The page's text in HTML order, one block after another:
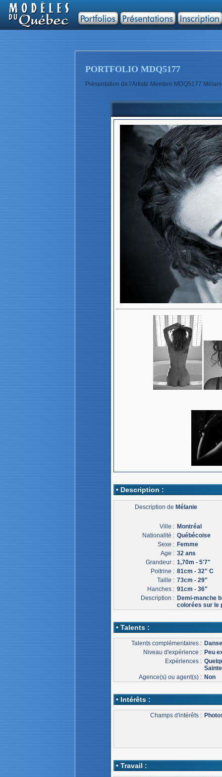
PORTFOLIO MDQ5177
Présentation de l'Artiste Membre MDQ5177
• Description :
Description deMélanie
Ville : Montréal
Nationalité : Québécoise
Sexe : Femme
Age : 32 ans
Grandeur : 1,70m - 5'7"
Poitrine : 81cm - 32" C
Taille : 73cm - 29"
Hanches : 91cm - 36"
Description : Demi-manche
colorées sur le
• Talents :
Talents complémentaires :
Niveau d'expérience : Peu
Expériences :
Agence(s) ou agent(s) : Non
• Intérêts :
Champs d'intérêts :
• Travail :